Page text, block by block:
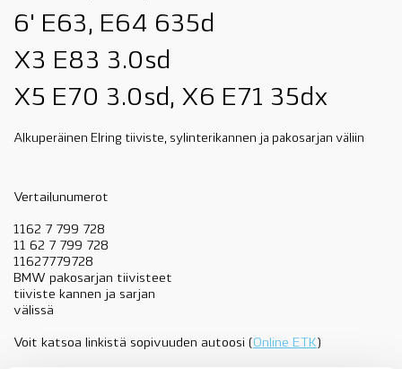
6' E63, E64 635d
X3 E83 3.0sd
X5 E70 3.0sd, X6 E71 35dx
Alkuperäinen Elring tiiviste, sylinterikannen ja pakosarjan väliin
Vertailunumerot
1162 7 799 728
11 62 7 799 728
11627779728
BMW pakosarjan tiivisteet
tiiviste kannen ja sarjan
välissä
Voit katsoa linkistä sopivuuden autoosi ( Online ETK )